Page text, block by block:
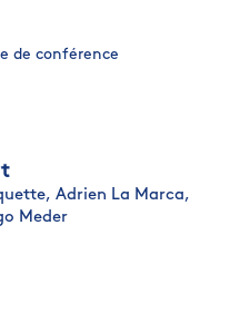
de conférence
Adrien La Marca,
Meder